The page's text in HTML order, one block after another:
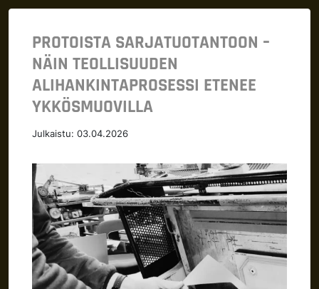
PROTOISTA SARJATUOTANTOON –
NÄIN TEOLLISUUDEN
ALIHANKINTAPROSESSI ETENEE
YKKÖSMUOVILLA
Julkaistu: 03.04.2026